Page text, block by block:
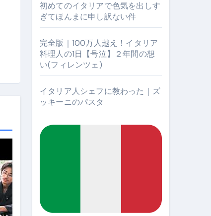
世界】【イタリアン】【営業風景】
初めてのイタリアで色気を出しす
ぎてほんまに申し訳ない件
完全版｜100万人越え！イタリア
料理人の1日【号泣】２年間の想
い(フィレンツェ)
イタリア人シェフに教わった｜ズ
ッキーニのパスタ